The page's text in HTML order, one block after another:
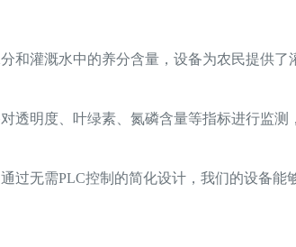
灌溉水中的养分含量，设备为农民提供
透明度、叶绿素、氮磷含量等指标进行监
过无需PLC控制的简化设计，我们的设备